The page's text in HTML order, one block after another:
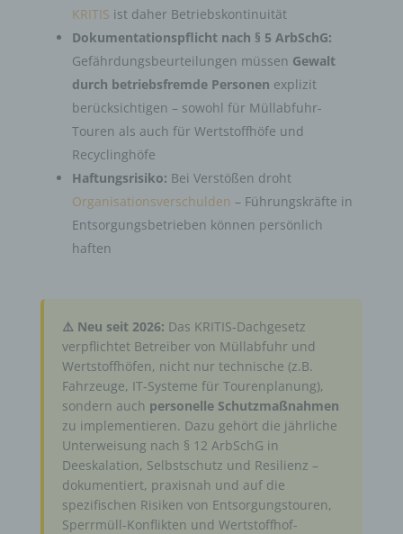
KRITIS ist daher Betriebskontinuität
Dokumentationspflicht nach § 5 ArbSchG:
Gefährdungsbeurteilungen müssen Gewalt
durch betriebsfremde Personen explizit
berücksichtigen – sowohl für Müllabfuhr-
Touren als auch für Wertstoffhöfe und
Recyclinghöfe
Haftungsrisiko: Bei Verstößen droht
Organisationsverschulden – Führungskräfte in
Entsorgungsbetrieben können persönlich
haften
⚠️ Neu seit 2026: Das KRITIS-Dachgesetz
verpflichtet Betreiber von Müllabfuhr und
Wertstoffhöfen, nicht nur technische (z.B.
Fahrzeuge, IT-Systeme für Tourenplanung),
sondern auch personelle Schutzmaßnahmen
zu implementieren. Dazu gehört die jährliche
Unterweisung nach § 12 ArbSchG in
Deeskalation, Selbstschutz und Resilienz –
dokumentiert, praxisnah und auf die
spezifischen Risiken von Entsorgungstouren,
Sperrmüll-Konflikten und Wertstoffhof-